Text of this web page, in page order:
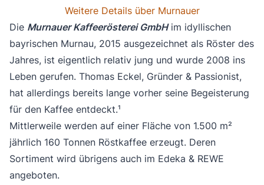
Weitere Details über Murnauer
Die Murnauer Kaffeerösterei GmbHim idyllischen
bayrischen Murnau, 2015 ausgezeichnet als Röster des
Jahres, ist eigentlich relativ jung und wurde 2008 ins
Leben gerufen. Thomas Eckel, Gründer & Passionist,
hat allerdings bereits lange vorher seine Begeisterung
für den Kaffee entdeckt.¹
Mittlerweile werden auf einer Fläche von 1.500 m²
jährlich 160 Tonnen Röstkaffee erzeugt. Deren
Sortiment wird übrigens auch im Edeka & REWE
angeboten.